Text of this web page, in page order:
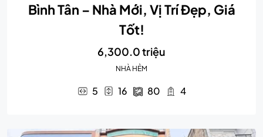
Bình Tân – Nhà Mới, Vị Trí Đẹp, Giá
Tốt!
6,300.0 triệu
NHÀ HẺM
5 16 80 4